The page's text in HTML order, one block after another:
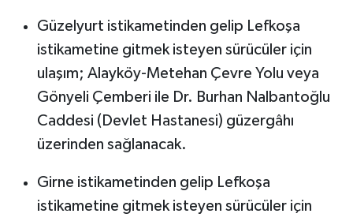
Güzelyurt istikametinden gelip Lefkoşa
istikametine gitmek isteyen sürücüler için
ulaşım; Alayköy-Metehan Çevre Yolu veya
Gönyeli Çemberi ile Dr. Burhan Nalbantoğlu
Caddesi (Devlet Hastanesi) güzergâhı
üzerinden sağlanacak.
Girne istikametinden gelip Lefkoşa
istikametine gitmek isteyen sürücüler için